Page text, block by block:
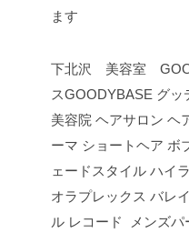
ます
下北沢 美容室
スGOODYBASE グ
美容院 ヘアサロン ヘ
ーマ ショートヘア ボ
ェードスタイル ハイ
オラプレックス バレ
ル レコード メンズパ